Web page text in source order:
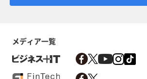
メディア一覧